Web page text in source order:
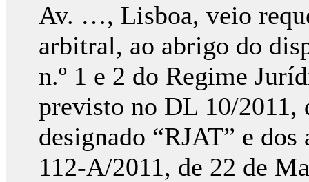
Av. …, Lisboa, veio
arbitral, ao abrigo do
n.º 1 e 2 do Regime
previsto no DL 10/2011,
designado “RJAT” e dos
112-A/2011, de 22 de